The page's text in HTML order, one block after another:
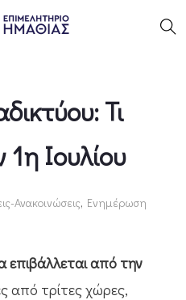
Τι
Ιουλίου
Ανακοινώσεις, Ενημέρωση
επιβάλλεται από την
από τρίτες χώρες,